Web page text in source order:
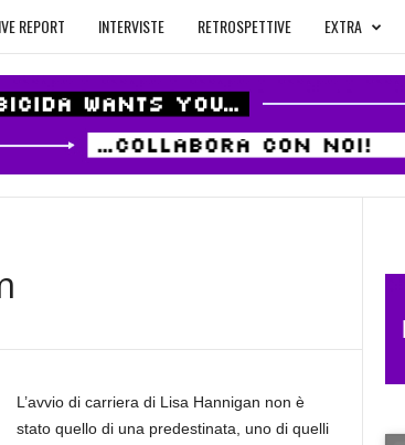
REPORT INTERVISTE RETROSPETTIVE EXTRA
L’avvio di carriera di Lisa Hannigan non è
stato quello di una predestinata, uno di quelli